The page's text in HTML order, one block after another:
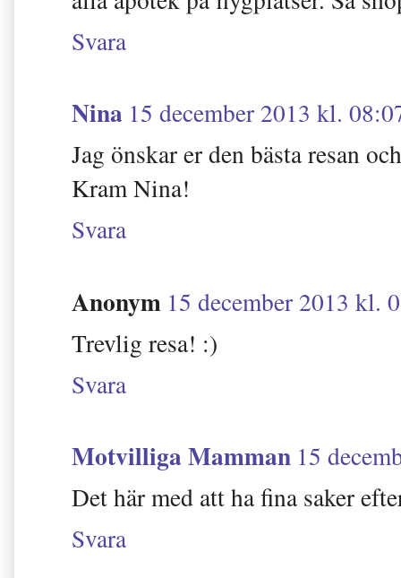
Svara
Nina 15 december 2013 kl.
Jag önskar er den bästa resan
Kram Nina!
Svara
Anonym 15 december 2013 kl.
Trevlig resa! :)
Svara
Motvilliga Mamman 15
Det här med att ha fina saker
Svara